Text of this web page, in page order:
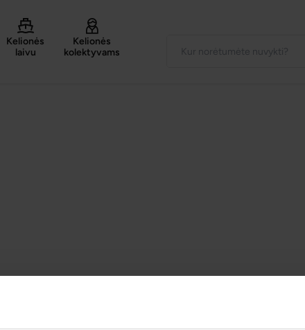
Kelionės
laivu
Kelionės
kolektyvams